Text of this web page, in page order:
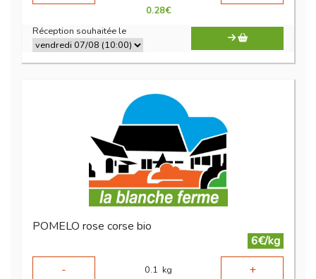
0.28€
Réception souhaitée le
POMELO rose corse bio
6€/kg
-
0.1 kg +